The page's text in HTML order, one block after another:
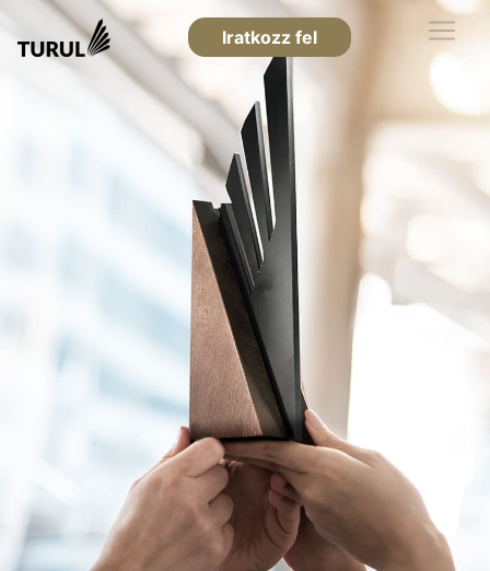
Iratkozz fel